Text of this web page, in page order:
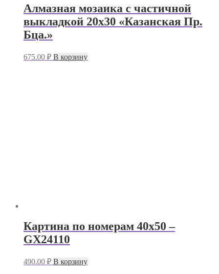
Алмазная мозаика с частичной
выкладкой 20х30 «Казанская Пр.
Бца.»
675.00 ₽ В корзину
Картина по номерам 40х50 –
GX24110
490.00 ₽ В корзину